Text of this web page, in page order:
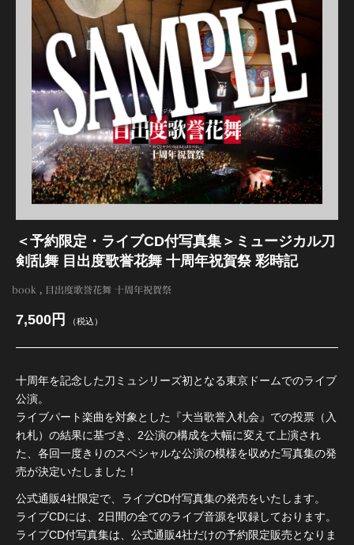
最新カテゴリー
加州清光 単騎出陣 極
髭切 単騎出陣 ～夢幻泡影～
江 おん すていじ かうんとだうんぱーてぃー
＜予約限定・ライブCD付写真集＞ミュージカル刀
剣乱舞 目出度歌誉花舞 十周年祝賀祭 彩時記
book 目出度歌誉花舞 十周年祝賀祭
7,500円 （税込）
十周年を記念した刀ミュシリーズ初となる東京ドームでのライブ
公演。
ライブパート楽曲を対象とした『大当歌誉入札会』での投票（入
れ札）の結果に基づき、2公演の構成を大幅に変えて上演され
た、各回一度きりのスペシャルな公演の模様を収めた写真集の発
売が決定いたしました！
公式通販4社限定で、ライブCD付写真集の発売をいたします。
ライブCDには、2日間の全てのライブ音源を収録しております。
ライブCD付写真集は、公式通販4社だけの予約限定販売となりま